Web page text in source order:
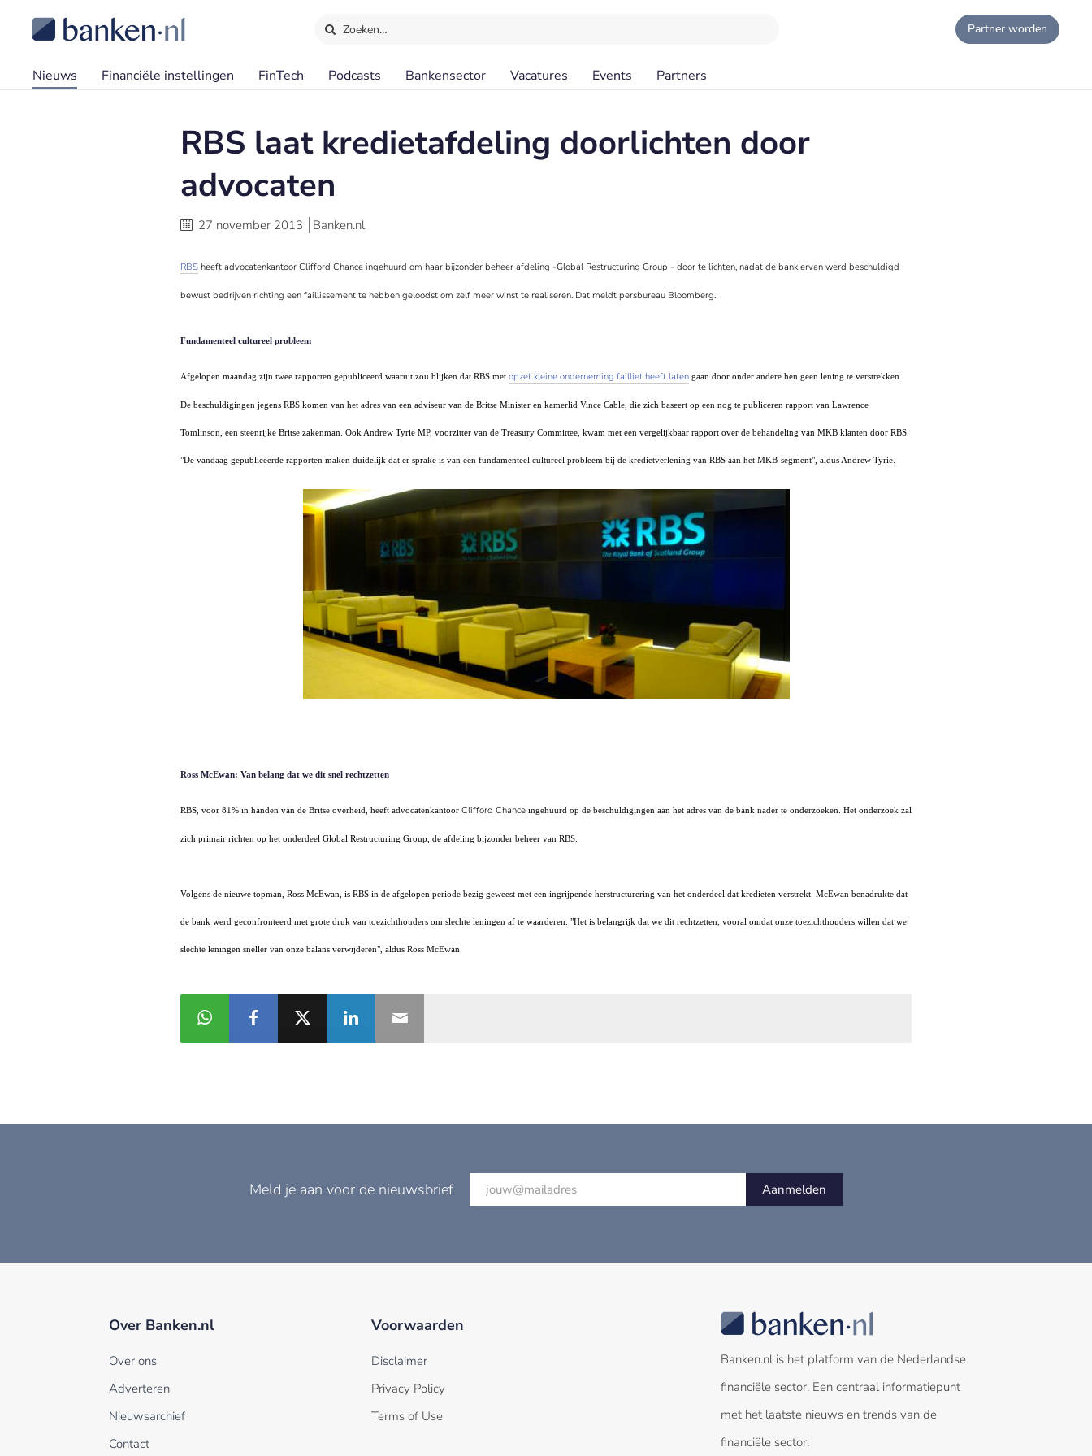
Zoeken… Partner worden
Nieuws Financiële instellingen FinTech Podcasts Bankensector Vacatures Events Partners
RBS laat kredietafdeling doorlichten door
advocaten
27 november 2013 Banken.nl
RBS heeft advocatenkantoor Clifford Chance ingehuurd om haar bijzonder beheer afdeling -Global Restructuring Group - door te lichten, nadat de bank ervan werd beschuldigd
bewust bedrijven richting een faillissement te hebben geloodst om zelf meer winst te realiseren. Dat meldt persbureau Bloomberg.
Fundamenteel cultureel probleem
Afgelopen maandag zijn twee rapporten gepubliceerd waaruit zou blijken dat RBS met opzet kleine onderneming failliet heeft laten gaan door onder andere hen geen lening te verstrekken.
De beschuldigingen jegens RBS komen van het adres van een adviseur van de Britse Minister en kamerlid Vince Cable, die zich baseert op een nog te publiceren rapport van Lawrence
Tomlinson, een steenrijke Britse zakenman. Ook Andrew Tyrie MP, voorzitter van de Treasury Committee, kwam met een vergelijkbaar rapport over de behandeling van MKB klanten door RBS.
"De vandaag gepubliceerde rapporten maken duidelijk dat er sprake is van een fundamenteel cultureel probleem bij de kredietverlening van RBS aan het MKB-segment", aldus Andrew Tyrie.
Ross McEwan: Van belang dat we dit snel rechtzetten
RBS, voor 81% in handen van de Britse overheid, heeft advocatenkantoor Clifford Chance ingehuurd op de beschuldigingen aan het adres van de bank nader te onderzoeken. Het onderzoek zal
zich primair richten op het onderdeel Global Restructuring Group, de afdeling bijzonder beheer van RBS.
Volgens de nieuwe topman, Ross McEwan, is RBS in de afgelopen periode bezig geweest met een ingrijpende herstructurering van het onderdeel dat kredieten verstrekt. McEwan benadrukte dat
de bank werd geconfronteerd met grote druk van toezichthouders om slechte leningen af te waarderen. "Het is belangrijk dat we dit rechtzetten, vooral omdat onze toezichthouders willen dat we
slechte leningen sneller van onze balans verwijderen", aldus Ross McEwan.
Meld je aan voor de nieuwsbrief Aanmelden
Over Banken.nl
Over ons
Adverteren
Nieuwsarchief
Contact
Voorwaarden
Disclaimer
Privacy Policy
Terms of Use
Banken.nl is het platform van de Nederlandse
financiële sector. Een centraal informatiepunt
met het laatste nieuws en trends van de
financiële sector.